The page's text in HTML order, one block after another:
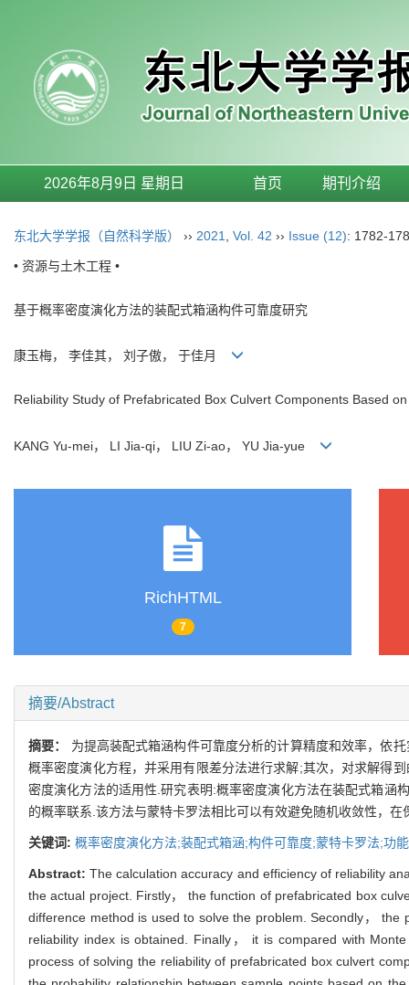
2026年8月9日 星期日 首页 期刊介绍
东北大学学报（自然科学版） ›› 2021 Vol. 42 ›› Issue (12): 1782-
• 资源与土木工程 •
基于概率密度演化方法的装配式箱涵构件可靠度研究
康玉梅， 李佳其， 刘子傲， 于佳月
Reliability Study of Prefabricated Box Culvert Components Based
KANG Yu-mei， LI Jia-qi， LIU Zi-ao， YU Jia-yue
RichHTML
7
摘要/Abstract
摘要： 为提高装配式箱涵构件可靠度分析的计算精度和效率，依
概率密度演化方程，并采用有限差分法进行求解;其次，对求解得
密度演化方法的适用性.研究表明:概率密度演化方法在装配式箱涵
的概率联系.该方法与蒙特卡罗法相比可以有效避免随机收敛性，
关键词: 概率密度演化方法;装配式箱涵;构件可靠度;蒙特卡罗法;功
Abstract:The calculation accuracy and efficiency of reliability
the actual project. Firstly， the function of prefabricated box
difference method is used to solve the problem. Secondly，
reliability index is obtained. Finally， it is compared with
process of solving the reliability of prefabricated box culvert